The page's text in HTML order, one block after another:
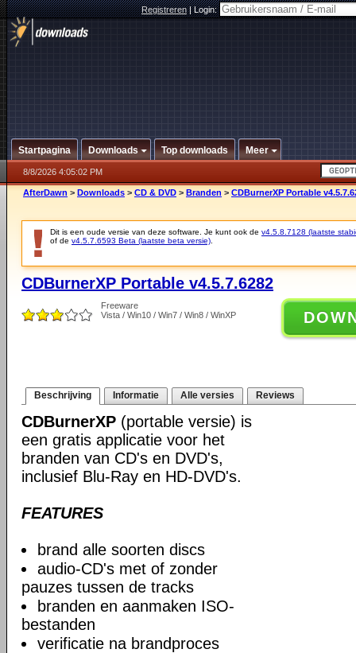
Registreren|Login:
Startpagina Downloads Top downloads Meer
8/8/2026 4:05:02 PM
AfterDawn > Downloads > CD & DVD > Branden > CDBurnerXP Portable
Dit is een oude versie van deze software. Je kunt ook de v4.5.8.7128 (laatste
of de v4.5.7.6593 Beta (laatste beta versie)
CDBurnerXP Portable v4.5.7.6282
Freeware
Vista / Win10 / Win7 / Win8 / WinXP
Beschrijving Informatie Alle versies Reviews
CDBurnerXP (portable versie) is
een gratis applicatie voor het
branden van CD's en DVD's,
inclusief Blu-Ray en HD-DVD's.
FEATURES
brand alle soorten discs
audio-CD's met of zonder
pauzes tussen de tracks
branden en aanmaken ISO-
bestanden
verificatie na brandproces